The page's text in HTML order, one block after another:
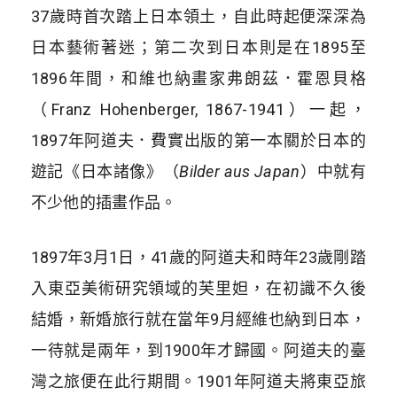
37歲時首次踏上日本領土，自此時起便深深為
日本藝術著迷；第二次到日本則是在1895至
1896年間，和維也納畫家弗朗茲．霍恩貝格
（Franz Hohenberger, 1867-1941）一起，
1897年阿道夫．費實出版的第一本關於日本的
遊記《日本諸像》（Bilder aus Japan）中就有
不少他的插畫作品。
1897年3月1日，41歲的阿道夫和時年23歲剛踏
入東亞美術研究領域的芙里妲，在初識不久後
結婚，新婚旅行就在當年9月經維也納到日本，
一待就是兩年，到1900年才歸國。阿道夫的臺
灣之旅便在此行期間。1901年阿道夫將東亞旅